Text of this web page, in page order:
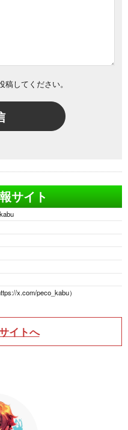
してください。
サイト
x.com/peco_kabu）
イトへ